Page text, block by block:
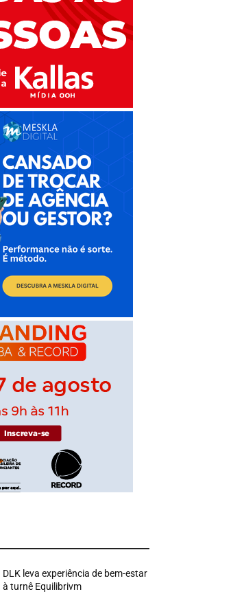
DLK leva experiência de bem-estar
à turnê Equilibrivm